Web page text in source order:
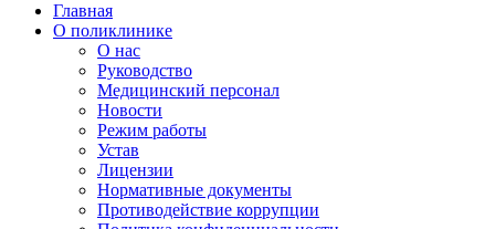
Главная
О поликлинике
О нас
Руководство
Медицинский персонал
Новости
Режим работы
Устав
Лицензии
Нормативные документы
Противодействие коррупции